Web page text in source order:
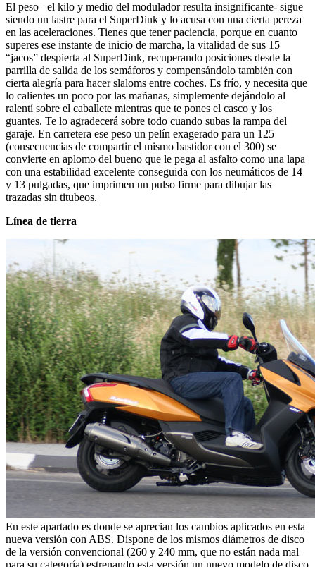
El peso –el kilo y medio del modulador resulta insignificante- sigue
siendo un lastre para el SuperDink y lo acusa con una cierta pereza
en las aceleraciones. Tienes que tener paciencia, porque en cuanto
superes ese instante de inicio de marcha, la vitalidad de sus 15
“jacos” despierta al SuperDink, recuperando posiciones desde la
parrilla de salida de los semáforos y compensándolo también con
cierta alegría para hacer slaloms entre coches. Es frío, y necesita que
lo calientes un poco por las mañanas, simplemente dejándolo al
ralentí sobre el caballete mientras que te pones el casco y los
guantes. Te lo agradecerá sobre todo cuando subas la rampa del
garaje. En carretera ese peso un pelín exagerado para un 125
(consecuencias de compartir el mismo bastidor con el 300) se
convierte en aplomo del bueno que le pega al asfalto como una lapa
con una estabilidad excelente conseguida con los neumáticos de 14
y 13 pulgadas, que imprimen un pulso firme para dibujar las
trazadas sin titubeos.
Línea de tierra
En este apartado es donde se aprecian los cambios aplicados en esta
nueva versión con ABS. Dispone de los mismos diámetros de disco
de la versión convencional (260 y 240 mm, que no están nada mal